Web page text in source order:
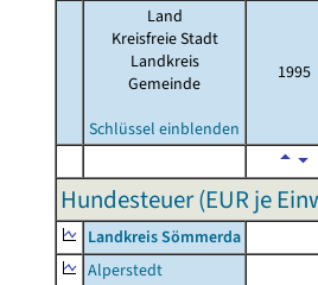
Land
Kreisfreie Stadt
Landkreis
Gemeinde
Schlüssel einblenden
1995
Hundesteuer (EUR je
Landkreis Sömmerda
Alperstedt